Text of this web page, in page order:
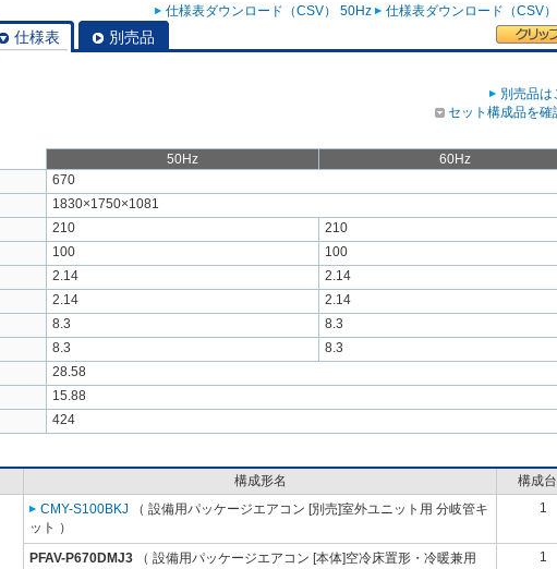
仕様表ダウンロード（CSV） 50Hz 仕様表ダウンロード（CSV
仕様表 別売品
別売品は
セット構成品を確
50Hz
60Hz
670
1830×1750×1081
210
210
100
100
2.14
2.14
2.14
2.14
8.3
8.3
8.3
8.3
28.58
15.88
424
構成形名
構成
CMY-S100BKJ （ 設備用パッケージエアコン [別売]室外ユニット用 分岐管キ
ット ）
1
PFAV-P670DMJ3 （ 設備用パッケージエアコン [本体]空冷床置形・冷暖兼用 1